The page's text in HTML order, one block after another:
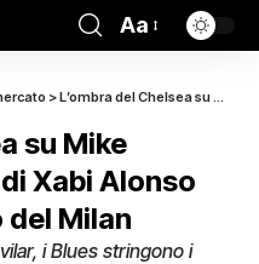
Aa
>L’ombra del Chelsea su Mike Maignan: la mossa di Xabi Alonso accende il mercato del Milan
su Mike
Xabi Alonso
Milan
i Blues stringono i